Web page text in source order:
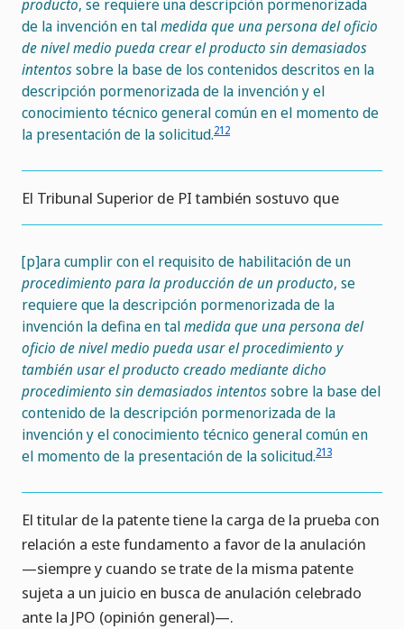
producto, se requiere una descripción pormenorizada
de la invención en talmedida que una persona del oficio
de nivel medio pueda crear el producto sin demasiados
intentossobre la base de los contenidos descritos en la
descripción pormenorizada de la invención y el
conocimiento técnico general común en el momento de
la presentación de la solicitud.212
El Tribunal Superior de PI también sostuvo que
[p]ara cumplir con el requisito de habilitación de un
procedimiento para la producción de un producto, se
requiere que la descripción pormenorizada de la
invención la defina en talmedida que una persona del
oficio de nivel medio pueda usar el procedimiento y
también usar el producto creado mediante dicho
procedimiento sin demasiados intentossobre la base del
contenido de la descripción pormenorizada de la
invención y el conocimiento técnico general común en
el momento de la presentación de la solicitud.213
El titular de la patente tiene la carga de la prueba con
relación a este fundamento a favor de la anulación
—siempre y cuando se trate de la misma patente
sujeta a un juicio en busca de anulación celebrado
ante la JPO (opinión general)—.